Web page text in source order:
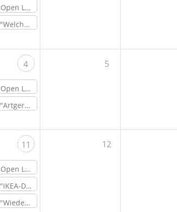
Open Lab Day
"Welches CAD-Programm passt am Besten zu mir? SolidWorks, Blender, Fusion 360 … und viele mehr." – Online-Workshop
4
Open Lab Day
"Artgerechte Vogelhäuser für Singvögel bauen" – Workshop vor Ort im ViNN:Lab
5
11
Open Lab Day
"IKEA-DIY-Hacks" – Online-Workshop
"Wiederholungs-Workshop: Artgerechte Vogelhäuser für Singvögel bauen" – Workshop vor Ort im ViNN:Lab
12